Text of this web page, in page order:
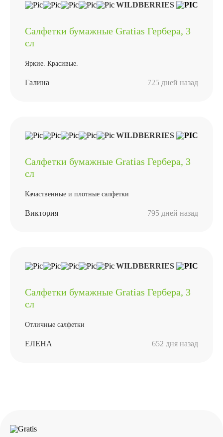
WILDBERRIES
Салфетки бумажные Gratias Гербера, 3
сл
Яркие. Красивые.
Галина 725 дней назад
WILDBERRIES
Салфетки бумажные Gratias Гербера, 3
сл
Качаственные и плотные салфетки
Виктория 795 дней назад
WILDBERRIES
Салфетки бумажные Gratias Гербера, 3
сл
Отличные салфетки
ЕЛЕНА 652 дня назад